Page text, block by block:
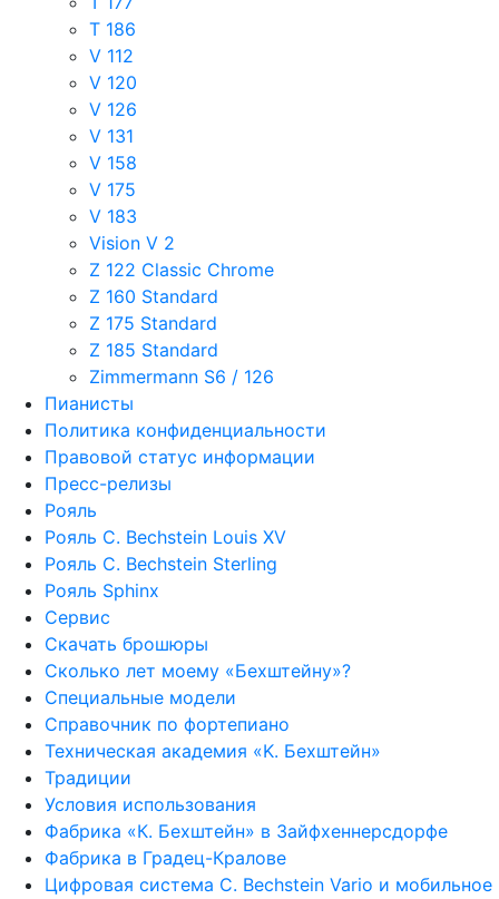
T 186
V 112
V 120
V 126
V 131
V 158
V 175
V 183
Vision V 2
Z 122 Classic Chrome
Z 160 Standard
Z 175 Standard
Z 185 Standard
Zimmermann S6 / 126
Пианисты
Политика конфиденциальности
Правовой статус информации
Пресс-релизы
Рояль
Рояль C. Bechstein Louis XV
Рояль C. Bechstein Sterling
Рояль Sphinx
Сервис
Скачать брошюры
Сколько лет моему «Бехштейну»?
Специальные модели
Справочник по фортепиано
Техническая академия «K. Бехштейн»
Традиции
Условия использования
Фабрика «К. Бехштейн» в Зайфхеннерсдорфе
Фабрика в Градец-Кралове
Цифровая система C. Bechstein Vario и мобильное